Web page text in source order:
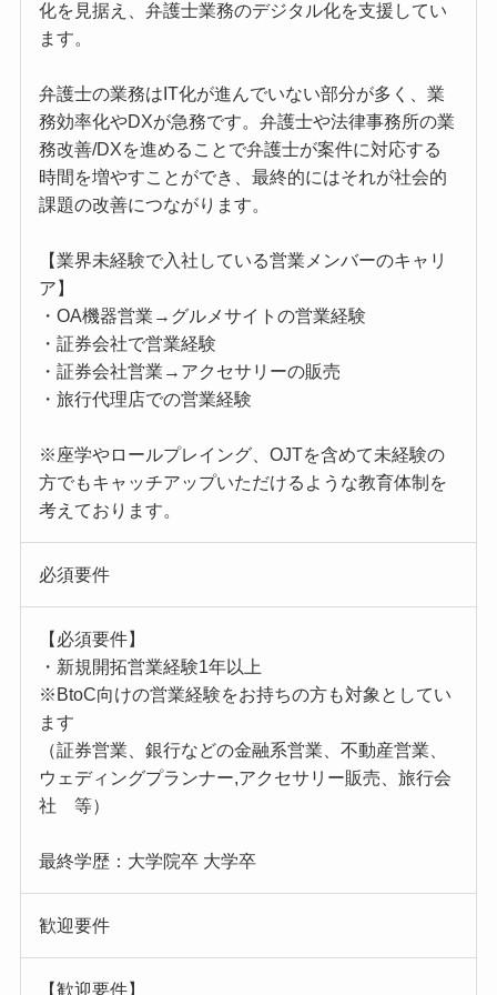
化を見据え、弁護士業務のデジタル化を支援してい
ます。
弁護士の業務はIT化が進んでいない部分が多く、業
務効率化やDXが急務です。弁護士や法律事務所の業
務改善/DXを進めることで弁護士が案件に対応する
時間を増やすことができ、最終的にはそれが社会的
課題の改善につながります。
【業界未経験で入社している営業メンバーのキャリ
ア】
・OA機器営業→グルメサイトの営業経験
・証券会社で営業経験
・証券会社営業→アクセサリーの販売
・旅行代理店での営業経験
※座学やロールプレイング、OJTを含めて未経験の
方でもキャッチアップいただけるような教育体制を
考えております。
必須要件
【必須要件】
・新規開拓営業経験1年以上
※BtoC向けの営業経験をお持ちの方も対象としてい
ます
（証券営業、銀行などの金融系営業、不動産営業、
ウェディングプランナー,アクセサリー販売、旅行会
社 等）
最終学歴：大学院卒 大学卒
歓迎要件
【歓迎要件】